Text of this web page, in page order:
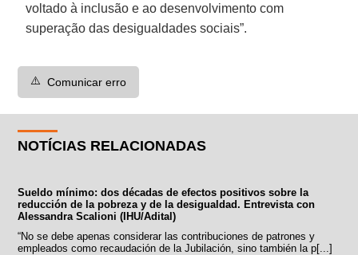
voltado à inclusão e ao desenvolvimento com
superação das desigualdades sociais”.
⚠️ Comunicar erro
NOTÍCIAS RELACIONADAS
Sueldo mínimo: dos décadas de efectos positivos sobre la
reducción de la pobreza y de la desigualdad. Entrevista con
Alessandra Scalioni (IHU/Adital)
“No se debe apenas considerar las contribuciones de patrones y
empleados como recaudación de la Jubilación, sino también la p[...]